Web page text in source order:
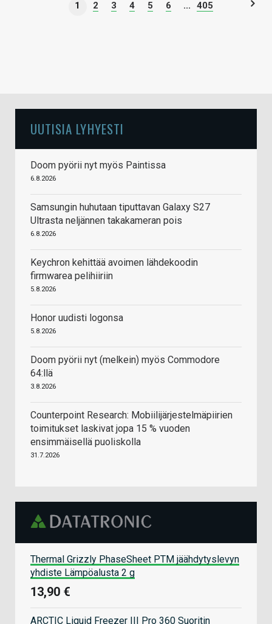
1 2 3 4 5 6 ... 405
UUTISIA LYHYESTI
Doom pyörii nyt myös Paintissa
6.8.2026
Samsungin huhutaan tiputtavan Galaxy S27
Ultrasta neljännen takakameran pois
6.8.2026
Keychron kehittää avoimen lähdekoodin
firmwarea pelihiiriin
5.8.2026
Honor uudisti logonsa
5.8.2026
Doom pyörii nyt (melkein) myös Commodore
64:llä
3.8.2026
Counterpoint Research: Mobiilijärjestelmäpiirien
toimitukset laskivat jopa 15 % vuoden
ensimmäisellä puoliskolla
31.7.2026
Thermal Grizzly PhaseSheet PTM jäähdytyslevyn
yhdiste Lämpöalusta 2 g
13,90 €
ARCTIC Liquid Freezer III Pro 360 Suoritin